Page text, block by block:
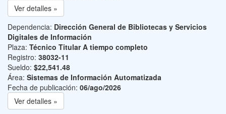
Ver detalles »
Dependencia: Dirección General de Bibliotecas y Servicios
Digitales de Información
Plaza: Técnico Titular A tiempo completo
Registro: 38032-11
Sueldo: $22,541.48
Área: Sistemas de Información Automatizada
Fecha de publicación: 06/ago/2026
Ver detalles »